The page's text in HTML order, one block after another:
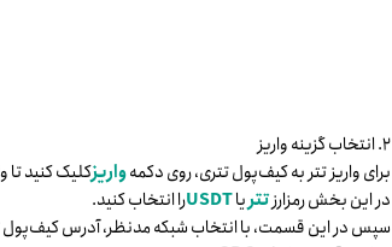
۲. انتخاب گزینه واریز
برای واریز تتر به کیف‌پول تتری، روی دکمهواریزکلیک کنید تا
در این بخش رمزارزتتریاUSDTرا انتخاب کنید.
سپس در این قسمت، با انتخاب شبکه مدنظر، آدرس